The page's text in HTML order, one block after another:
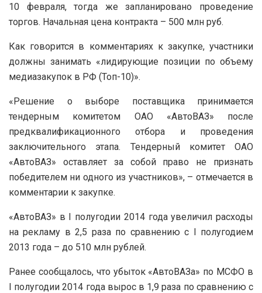
10 февраля, тогда же запланировано проведение
торгов. Начальная цена контракта – 500 млн руб.
Как говорится в комментариях к закупке, участники
должны занимать «лидирующие позиции по объему
медиазакупок в РФ (Топ-10)».
«Решение о выборе поставщика принимается
тендерным комитетом ОАО «АвтоВАЗ» после
предквалификационного отбора и проведения
заключительного этапа. Тендерный комитет ОАО
«АвтоВАЗ» оставляет за собой право не признать
победителем ни одного из участников», – отмечается в
комментарии к закупке.
«АвтоВАЗ» в I полугодии 2014 года увеличил расходы
на рекламу в 2,5 раза по сравнению с I полугодием
2013 года – до 510 млн рублей.
Ранее сообщалось, что убыток «АвтоВАЗа» по МСФО в
I полугодии 2014 года вырос в 1,9 раза по сравнению с